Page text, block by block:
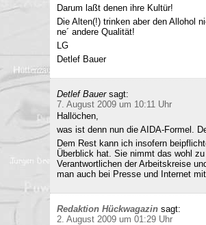
Darum laßt denen ihre Kultür!
Die Alten(!) trinken aber den Allohol
ne´ andere Qualität!
LG
Detlef Bauer
Detlef Bauer sagt:
7. August 2009 um 10:11 Uhr
Hallöchen,
was ist denn nun die AIDA-Formel.
Dem Rest kann ich insofern
Überblick hat. Sie nimmt das wohl
Verantwortlichen der Arbeitskreise
man auch bei Presse und Internet
Redaktion Hückwagazin sagt:
2. August 2009 um 01:29 Uhr